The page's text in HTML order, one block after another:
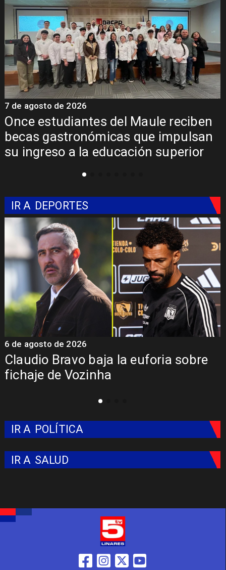
Once estudiantes del Maule reciben
becas gastronómicas que impulsan
su ingreso a la educación superior
7 de agosto de 2026
IR A DEPORTES
Claudio Bravo baja la euforia sobre
fichaje de Vozinha
6 de agosto de 2026
IR A POLÍTICA
IR A SALUD